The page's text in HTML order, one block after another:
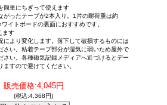
簡単にちぎって使えます
がったテープが2本入り。1片の耐荷重は約
イトボードの裏面におすすめです。
ます
により変化します。落下して破損するものには
さい。粘着テープ部分が湿気に弱いため屋外で
さい。各種磁気記録メディアへ近づけるとデー
ますので避けてください。
販売価格:4,045円
(税込:4,368円)